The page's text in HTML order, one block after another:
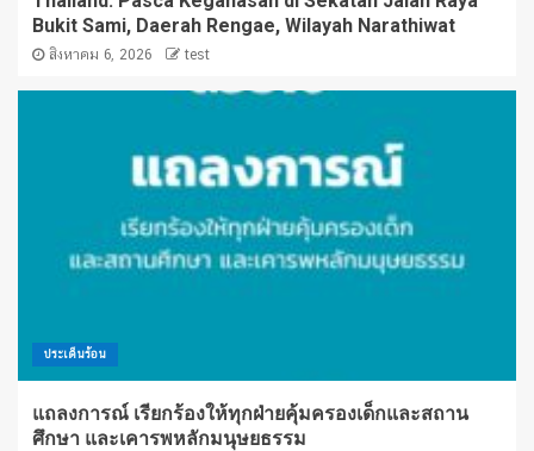
Bukit Sami, Daerah Rengae, Wilayah Narathiwat
สิงหาคม 6, 2026 test
ประเด็นร้อน
แถลงการณ์ เรียกร้องให้ทุกฝ่ายคุ้มครองเด็กและสถาน
ศึกษา และเคารพหลักมนุษยธรรม